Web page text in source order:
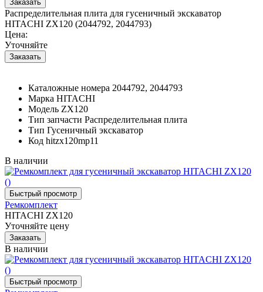
Распределительная плита для гусеничный экскаватор
HITACHI ZX120 (2044792, 2044793)
Цена:
Уточняйте
Каталожные номера 2044792, 2044793
Марка HITACHI
Модель ZX120
Тип запчасти Распределительная плита
Тип Гусеничный экскаватор
Код hitzx120mp11
В наличии
Ремкомплект
HITACHI ZX120
Уточняйте цену
В наличии